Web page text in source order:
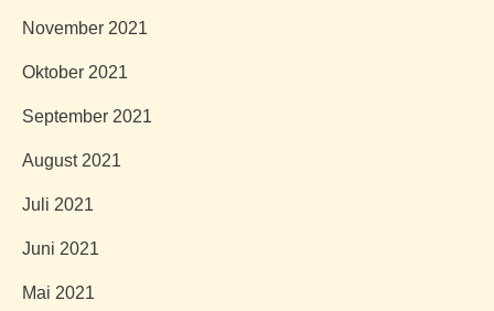
November 2021
Oktober 2021
September 2021
August 2021
Juli 2021
Juni 2021
Mai 2021